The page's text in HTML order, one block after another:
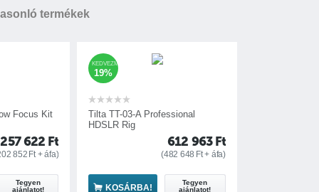
eltávolítható)
termékek
Focus Kit
257 622 Ft
852 Ft+ áfa)
Tegyen
ajánlatot!
KEDVEZMÉNY
19%
Tilta TT-03-A Professional
HDSLR Rig
612 963 Ft
(482 648 Ft+ áfa)
KOSÁRBA!
Tegyen
ajánlatot!